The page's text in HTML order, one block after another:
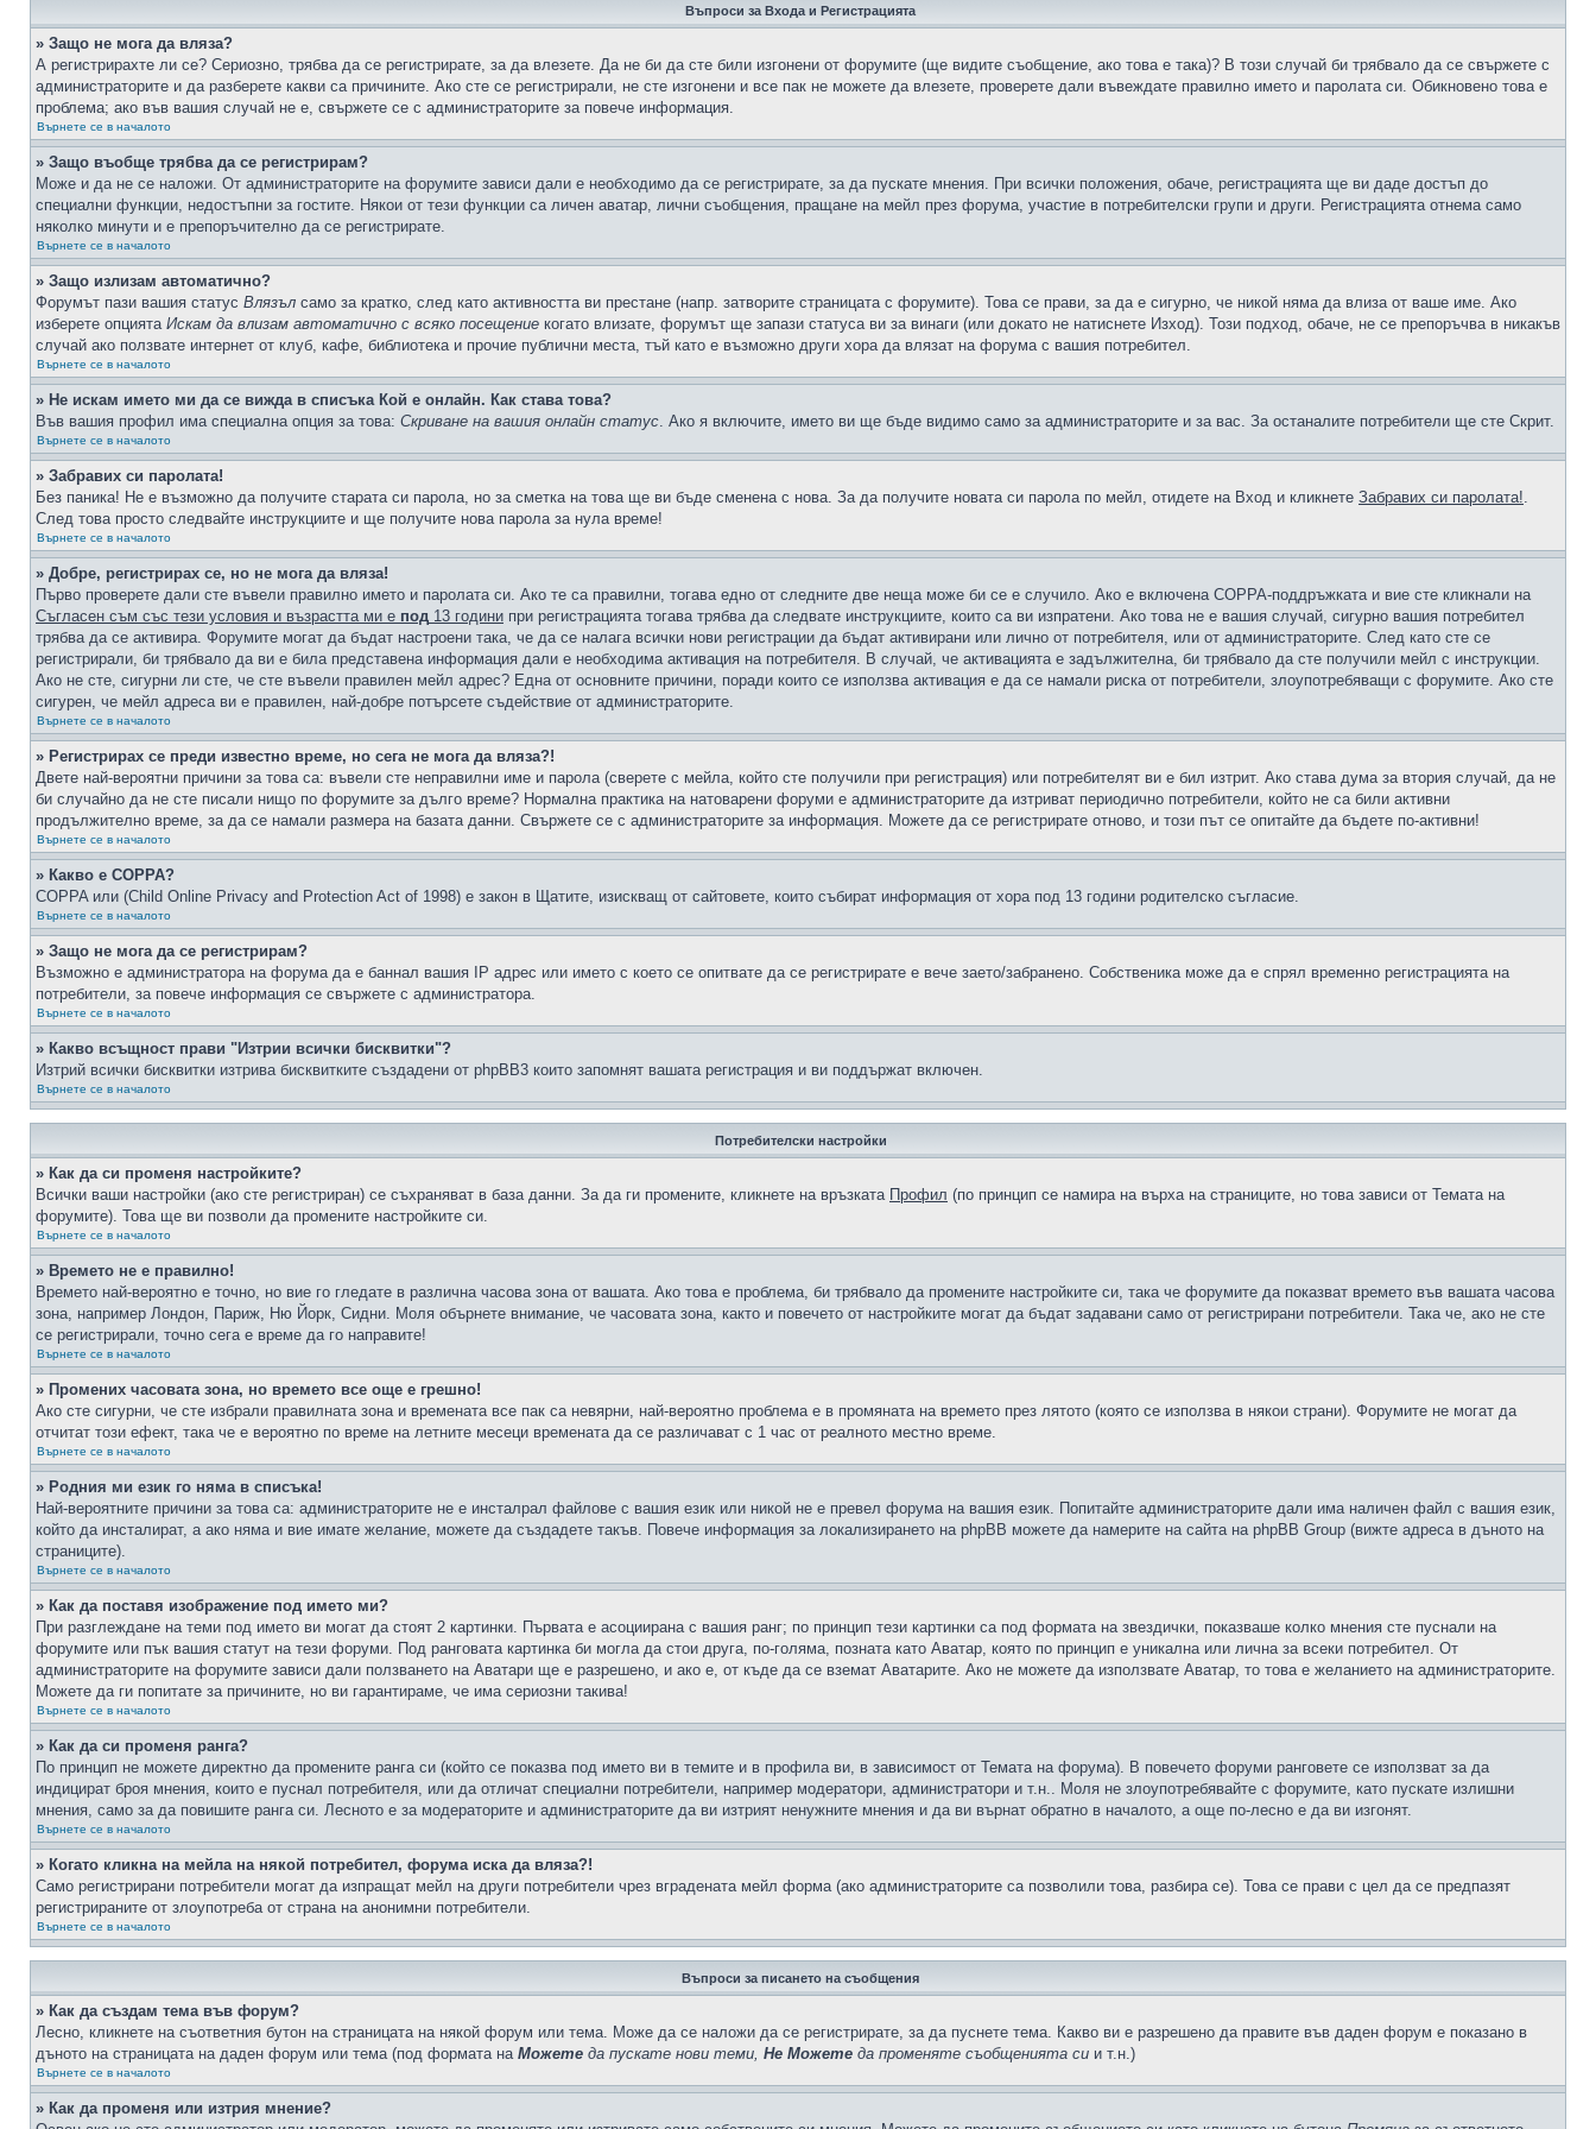
Въпроси за Входа и Регистрацията
» Защо не мога да вляза?
А регистрирахте ли се? Сериозно, трябва да се регистрирате, за да влезете. Да не би да сте били изгонени от форумите (ще видите съобщение, ако това е така)? В този случай би трябвало да се свържете с
администраторите и да разберете какви са причините. Ако сте се регистрирали, не сте изгонени и все пак не можете да влезете, проверете дали въвеждате правилно името и паролата си. Обикновено това е
проблема; ако във вашия случай не е, свържете се с администраторите за повече информация.
Върнете се в началото
» Защо въобще трябва да се регистрирам?
Може и да не се наложи. От администраторите на форумите зависи дали е необходимо да се регистрирате, за да пускате мнения. При всички положения, обаче, регистрацията ще ви даде достъп до
специални функции, недостъпни за гостите. Някои от тези функции са личен аватар, лични съобщения, пращане на мейл през форума, участие в потребителски групи и други. Регистрацията отнема само
няколко минути и е препоръчително да се регистрирате.
Върнете се в началото
» Защо излизам автоматично?
Форумът пази вашия статус Влязъл само за кратко, след като активността ви престане (напр. затворите страницата с форумите). Това се прави, за да е сигурно, че никой няма да влиза от ваше име. Ако
изберете опцията Искам да влизам автоматично с всяко посещение когато влизате, форумът ще запази статуса ви за винаги (или докато не натиснете Изход). Този подход, обаче, не се препоръчва в никакъв
случай ако ползвате интернет от клуб, кафе, библиотека и прочие публични места, тъй като е възможно други хора да влязат на форума с вашия потребител.
Върнете се в началото
» Не искам името ми да се вижда в списъка Кой е онлайн. Как става това?
Във вашия профил има специална опция за това: Скриване на вашия онлайн статус. Ако я включите, името ви ще бъде видимо само за администраторите и за вас. За останалите потребители ще сте Скрит.
Върнете се в началото
» Забравих си паролата!
Без паника! Не е възможно да получите старата си парола, но за сметка на това ще ви бъде сменена с нова. За да получите новата си парола по мейл, отидете на Вход и кликнете Забравих си паролата!.
След това просто следвайте инструкциите и ще получите нова парола за нула време!
Върнете се в началото
» Добре, регистрирах се, но не мога да вляза!
Първо проверете дали сте въвели правилно името и паролата си. Ако те са правилни, тогава едно от следните две неща може би се е случило. Ако е включена COPPA-поддръжката и вие сте кликнали на
Съгласен съм със тези условия и възрастта ми е под 13 години при регистрацията тогава трябва да следвате инструкциите, които са ви изпратени. Ако това не е вашия случай, сигурно вашия потребител
трябва да се активира. Форумите могат да бъдат настроени така, че да се налага всички нови регистрации да бъдат активирани или лично от потребителя, или от администраторите. След като сте се
регистрирали, би трябвало да ви е била представена информация дали е необходима активация на потребителя. В случай, че активацията е задължителна, би трябвало да сте получили мейл с инструкции.
Ако не сте, сигурни ли сте, че сте въвели правилен мейл адрес? Една от основните причини, поради които се използва активация е да се намали риска от потребители, злоупотребяващи с форумите. Ако сте
сигурен, че мейл адреса ви е правилен, най-добре потърсете съдействие от администраторите.
Върнете се в началото
» Регистрирах се преди известно време, но сега не мога да вляза?!
Двете най-вероятни причини за това са: въвели сте неправилни име и парола (сверете с мейла, който сте получили при регистрация) или потребителят ви е бил изтрит. Ако става дума за втория случай, да не
би случайно да не сте писали нищо по форумите за дълго време? Нормална практика на натоварени форуми е администраторите да изтриват периодично потребители, който не са били активни
продължително време, за да се намали размера на базата данни. Свържете се с администраторите за информация. Можете да се регистрирате отново, и този път се опитайте да бъдете по-активни!
Върнете се в началото
» Какво е COPPA?
COPPA или (Child Online Privacy and Protection Act of 1998) е закон в Щатите, изискващ от сайтовете, които събират информация от хора под 13 години родителско съгласие.
Върнете се в началото
» Защо не мога да се регистрирам?
Възможно е администратора на форума да е баннал вашия IP адрес или името с което се опитвате да се регистрирате е вече заето/забранено. Собственика може да е спрял временно регистрацията на
потребители, за повече информация се свържете с администратора.
Върнете се в началото
» Какво всъщност прави "Изтрии всички бисквитки"?
Изтрий всички бисквитки изтрива бисквитките създадени от phpBB3 които запомнят вашата регистрация и ви поддържат включен.
Върнете се в началото
Потребителски настройки
» Как да си променя настройките?
Всички ваши настройки (ако сте регистриран) се съхраняват в база данни. За да ги промените, кликнете на връзката Профил (по принцип се намира на върха на страниците, но това зависи от Темата на
форумите). Това ще ви позволи да промените настройките си.
Върнете се в началото
» Времето не е правилно!
Времето най-вероятно е точно, но вие го гледате в различна часова зона от вашата. Ако това е проблема, би трябвало да промените настройките си, така че форумите да показват времето във вашата часова
зона, например Лондон, Париж, Ню Йорк, Сидни. Моля обърнете внимание, че часовата зона, както и повечето от настройките могат да бъдат задавани само от регистрирани потребители. Така че, ако не сте
се регистрирали, точно сега е време да го направите!
Върнете се в началото
» Промених часовата зона, но времето все още е грешно!
Ако сте сигурни, че сте избрали правилната зона и времената все пак са невярни, най-вероятно проблема е в промяната на времето през лятото (която се използва в някои страни). Форумите не могат да
отчитат този ефект, така че е вероятно по време на летните месеци времената да се различават с 1 час от реалното местно време.
Върнете се в началото
» Родния ми език го няма в списъка!
Най-вероятните причини за това са: администраторите не е инсталрал файлове с вашия език или никой не е превел форума на вашия език. Попитайте администраторите дали има наличен файл с вашия език,
който да инсталират, а ако няма и вие имате желание, можете да създадете такъв. Повече информация за локализирането на phpBB можете да намерите на сайта на phpBB Group (вижте адреса в дъното на
страниците).
Върнете се в началото
» Как да поставя изображение под името ми?
При разглеждане на теми под името ви могат да стоят 2 картинки. Първата е асоциирана с вашия ранг; по принцип тези картинки са под формата на звездички, показваше колко мнения сте пуснали на
форумите или пък вашия статут на тези форуми. Под ранговата картинка би могла да стои друга, по-голяма, позната като Аватар, която по принцип е уникална или лична за всеки потребител. От
администраторите на форумите зависи дали ползването на Аватари ще е разрешено, и ако е, от къде да се вземат Аватарите. Ако не можете да използвате Аватар, то това е желанието на администраторите.
Можете да ги попитате за причините, но ви гарантираме, че има сериозни такива!
Върнете се в началото
» Как да си променя ранга?
По принцип не можете директно да промените ранга си (който се показва под името ви в темите и в профила ви, в зависимост от Темата на форума). В повечето форуми ранговете се използват за да
индицират броя мнения, които е пуснал потребителя, или да отличат специални потребители, например модератори, администратори и т.н.. Моля не злоупотребявайте с форумите, като пускате излишни
мнения, само за да повишите ранга си. Лесното е за модераторите и администраторите да ви изтрият ненужните мнения и да ви върнат обратно в началото, а още по-лесно е да ви изгонят.
Върнете се в началото
» Когато кликна на мейла на някой потребител, форума иска да вляза?!
Само регистрирани потребители могат да изпращат мейл на други потребители чрез вградената мейл форма (ако администраторите са позволили това, разбира се). Това се прави с цел да се предпазят
регистрираните от злоупотреба от страна на анонимни потребители.
Върнете се в началото
Въпроси за писането на съобщения
» Как да създам тема във форум?
Лесно, кликнете на съответния бутон на страницата на някой форум или тема. Може да се наложи да се регистрирате, за да пуснете тема. Какво ви е разрешено да правите във даден форум е показано в
дъното на страницата на даден форум или тема (под формата на Можете да пускате нови теми, Не Можете да променяте съобщенията си и т.н.)
Върнете се в началото
» Как да променя или изтрия мнение?